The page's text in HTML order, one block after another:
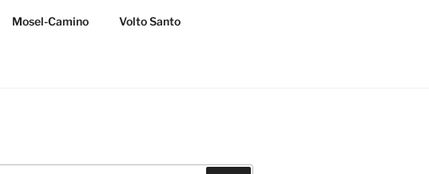
Mosel-Camino Volto Santo